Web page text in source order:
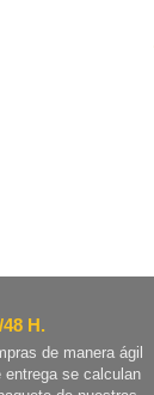
H.
de manera ágil
se calculan